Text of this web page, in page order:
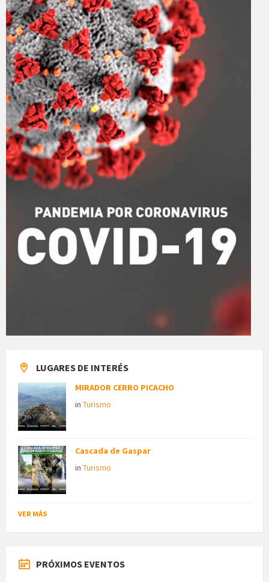
LUGARES DE INTERÉS
MIRADOR CERRO PICACHO
in Turismo
Cascada de Gaspar
in Turismo
VER MÁS
PRÓXIMOS EVENTOS